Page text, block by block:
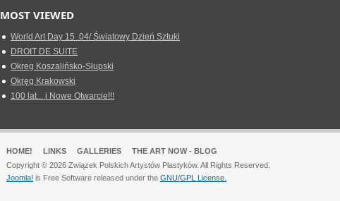
MOST VIEWED
World Art Day 15 .04/ Światowy Dzień Sztuki
DROIT DE SUITE
Okreg Koszalińsko-Słupski
Okręg Krakowski
100 lat... i Nowe Otwarcie!!!
HOME! LINKS GALLERIES
THE ART NOW - BLOG
Copyright © 2026 Związek Polskich Artystów Plastyków. All Rights Reserved.
Joomla! is Free Software released under theGNU/GPL License.